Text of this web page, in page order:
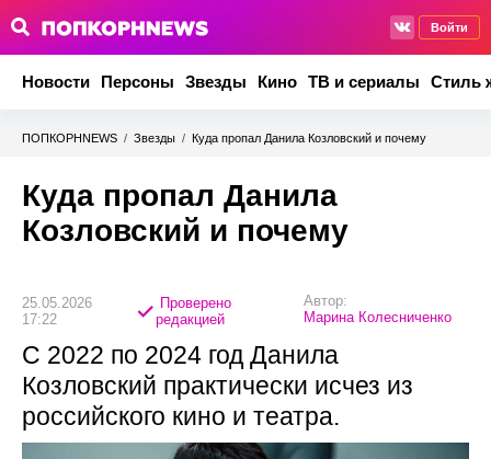
Войти
Новости Персоны Звезды Кино ТВ и сериалы Стиль
ПОПКОРНNEWS / Звезды / Куда пропал Данила Козловский и почему
Куда пропал Данила
Козловский и почему
25.05.2026
17:22
Проверено
редакцией
Автор:
Марина Колесниченко
С 2022 по 2024 год Данила
Козловский практически исчез из
российского кино и театра.